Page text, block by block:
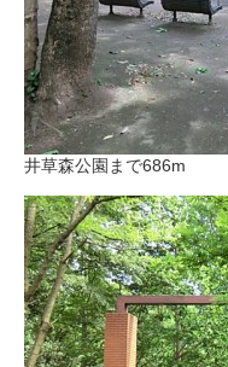
井草森公園まで686m